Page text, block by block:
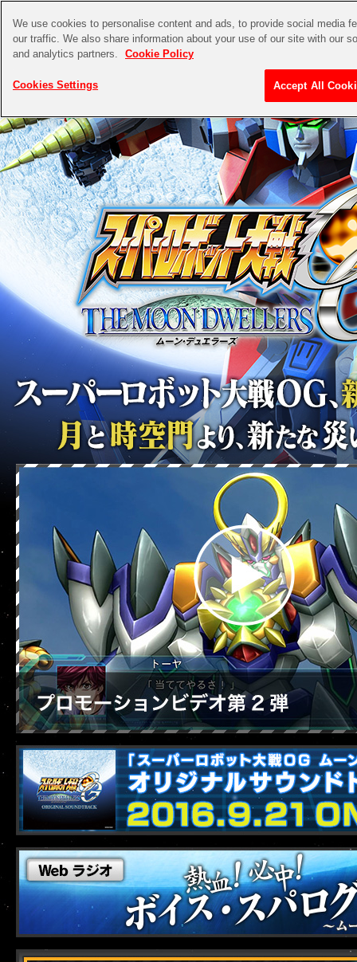
We use cookies to personalise content and ads, to provide social media
our traffic. We also share information about your use of our site with our
and analytics partners.
Cookie Policy
Cookies Settings Accept All